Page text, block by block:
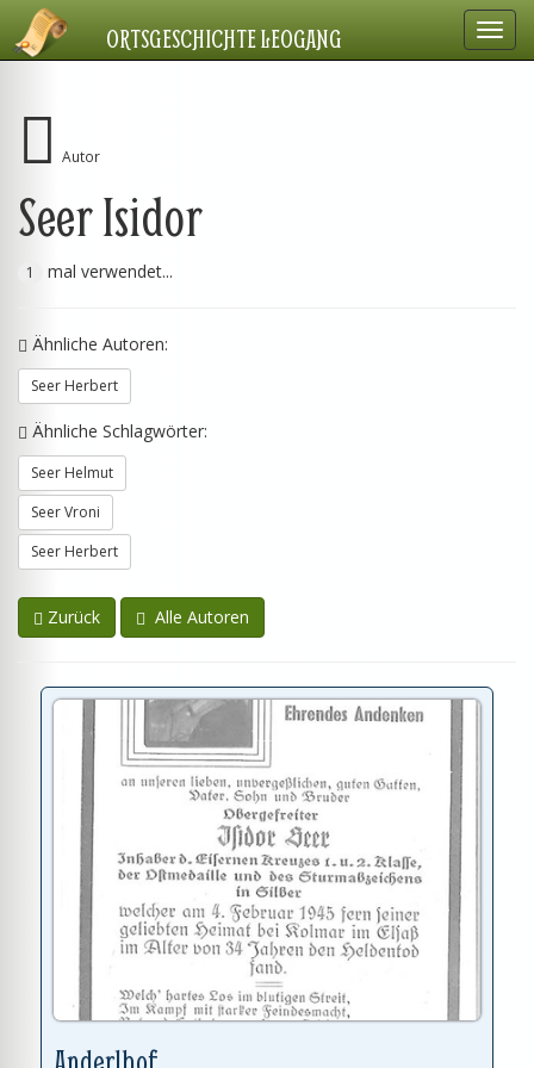
ORTSGESCHICHTE LEOGANG
Autor
Seer Isidor
1 mal verwendet...
Ähnliche Autoren:
Seer Herbert
Ähnliche Schlagwörter:
Seer Helmut
Seer Vroni
Seer Herbert
Zurück Alle Autoren